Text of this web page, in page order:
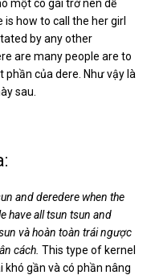
một cô gái trở nên dễ
how to call the her girl
by any other
are many people are to
của dere. Như vậy là
sau.
and deredere when the
have all tsun tsun and
và hoàn toàn trái ngược
cách.This type of kernel
khó gần và có phần nâng